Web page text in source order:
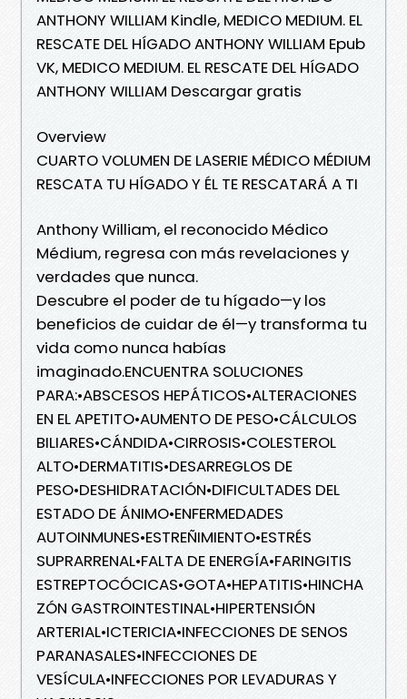
ANTHONY WILLIAM Kindle, MEDICO MEDIUM. EL
RESCATE DEL HÍGADO ANTHONY WILLIAM Epub
VK, MEDICO MEDIUM. EL RESCATE DEL HÍGADO
ANTHONY WILLIAM Descargar gratis
Overview
CUARTO VOLUMEN DE LASERIE MÉDICO MÉDIUM
RESCATA TU HÍGADO Y ÉL TE RESCATARÁ A TI
Anthony William, el reconocido Médico
Médium, regresa con más revelaciones y
verdades que nunca.
Descubre el poder de tu hígado—y los
beneficios de cuidar de él—y transforma tu
vida como nunca habías
imaginado.ENCUENTRA SOLUCIONES
PARA:•ABSCESOS HEPÁTICOS•ALTERACIONES
EN EL APETITO•AUMENTO DE PESO•CÁLCULOS
BILIARES•CÁNDIDA•CIRROSIS•COLESTEROL
ALTO•DERMATITIS•DESARREGLOS DE
PESO•DESHIDRATACIÓN•DIFICULTADES DEL
ESTADO DE ÁNIMO•ENFERMEDADES
AUTOINMUNES•ESTREÑIMIENTO•ESTRÉS
SUPRARRENAL•FALTA DE ENERGÍA•FARINGITIS
ESTREPTOCÓCICAS•GOTA•HEPATITIS•HINCHA
ZÓN GASTROINTESTINAL•HIPERTENSIÓN
ARTERIAL•ICTERICIA•INFECCIONES DE SENOS
PARANASALES•INFECCIONES DE
VESÍCULA•INFECCIONES POR LEVADURAS Y